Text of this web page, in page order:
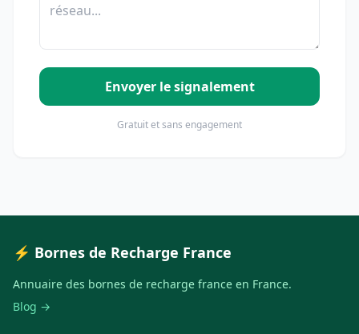
Envoyer le signalement
Gratuit et sans engagement
⚡ Bornes de Recharge France
Annuaire des bornes de recharge france en France.
Blog →